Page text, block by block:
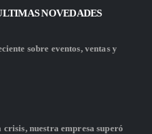
NOVEDADES
sobre eventos, ventas y
nuestra empresa superó